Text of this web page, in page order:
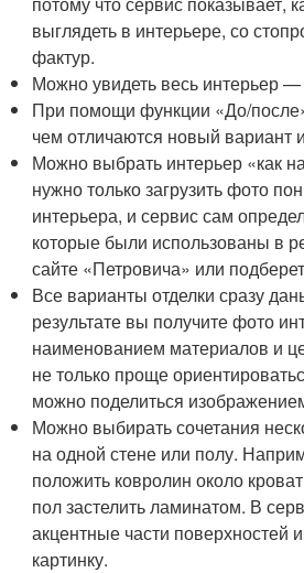
выглядеть в интерьере, со
фактур.
Можно увидеть весь интерьер —
При помощи функции «До/
чем отличаются новый вариант
Можно выбрать интерьер «как
нужно только загрузить фото
интерьера, и сервис сам
которые были использованы в
сайте «Петровича» или
Все варианты отделки сразу
результате вы получите фото
наименованием материалов и
не только проще
можно поделиться
Можно выбирать сочетания
на одной стене или полу.
положить ковролин около
пол застелить ламинатом. В
акцентные части поверхностей
картинку.